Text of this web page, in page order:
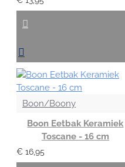
Boon/Boony
Boon Eetbak Keramiek
Toscane - 16 cm
€ 16,95